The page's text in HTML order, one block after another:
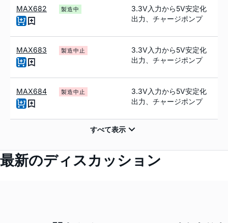
MAX682 製造中
3.3V入力から5V安定化
出力、チャージポンプ
MAX683 製造中止
3.3V入力から5V安定化
出力、チャージポンプ
MAX684 製造中止
3.3V入力から5V安定化
出力、チャージポンプ
最新のディスカッション